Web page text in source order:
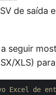
de saída
seguir
XLS)
Excel de